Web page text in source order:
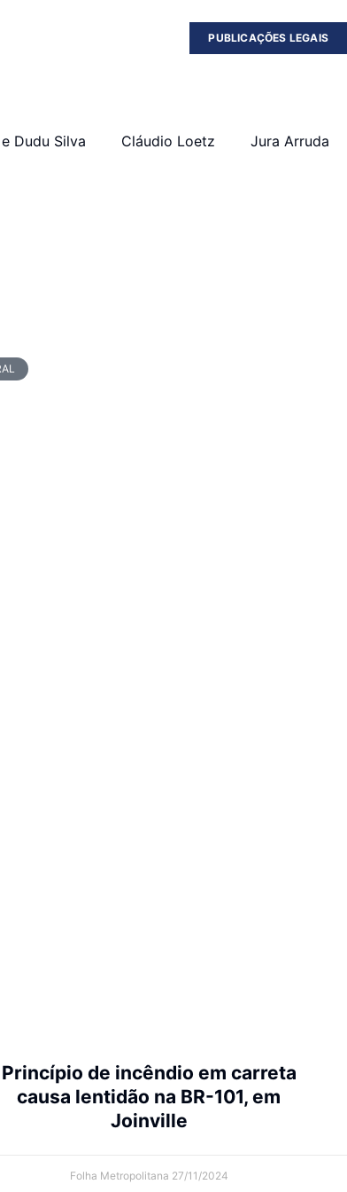
PUBLICAÇÕES LEGAIS
Dudu Silva Cláudio Loetz Jura Arruda
Princípio de incêndio em carreta
causa lentidão na BR-101, em
Joinville
Folha Metropolitana 27/11/2024